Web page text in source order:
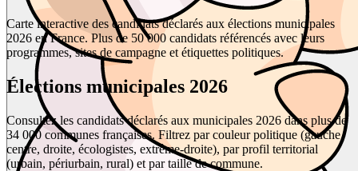
Carte interactive des candidats déclarés aux élections municipales
2026 en France. Plus de 50 000 candidats référencés avec leurs
programmes, sites de campagne et étiquettes politiques.
Élections municipales 2026
Consultez les candidats déclarés aux municipales 2026 dans plus de
34 000 communes françaises. Filtrez par couleur politique (gauche,
centre, droite, écologistes, extrême-droite), par profil territorial
(urbain, périurbain, rural) et par taille de commune.